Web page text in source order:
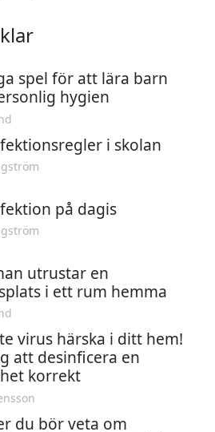
spel för att lära barn
hygien
i skolan
på dagis
utrustar en
i ett rum hemma
virus härska i ditt hem!
att desinficera en
korrekt
du bör veta om